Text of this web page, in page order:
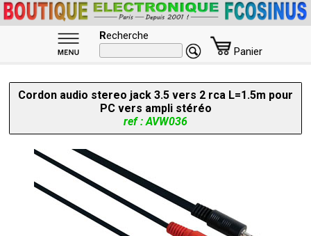
Recherche
Panier
Cordon audio stereo jack 3.5 vers 2 rca L=1.5m pour
PC vers ampli stéréo
ref : AVW036